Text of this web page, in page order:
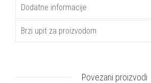
Dodatne informacije
Brzi upit za proizvodom
Povezani proizvodi